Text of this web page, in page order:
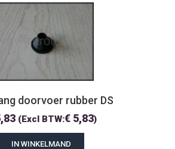
doorvoer rubber DS
(Excl BTW:€5,83)
IN WINKELMAND